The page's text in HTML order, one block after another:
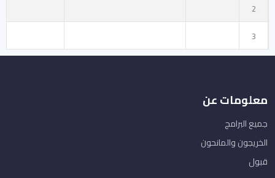
2
3
معلومات عن
جميع البرامج
الخريجون والمانحون
قبول